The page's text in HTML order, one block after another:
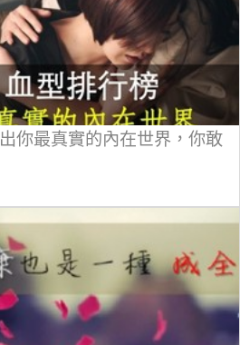
你最真實的內在世界，你敢